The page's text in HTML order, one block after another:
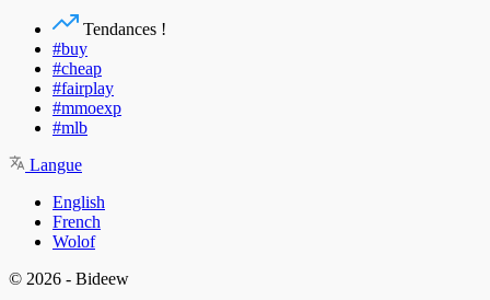
Tendances !
#buy
#cheap
#fairplay
#mmoexp
#mlb
Langue
English
French
Wolof
© 2026 - Bideew